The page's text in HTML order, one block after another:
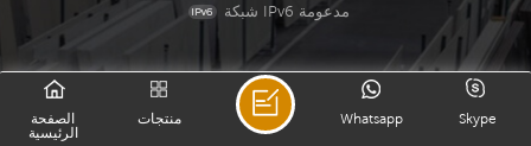
شبكة IPv6 مدعومة
الصفحة
الرئيسية
منتجات Skype
Whatsapp